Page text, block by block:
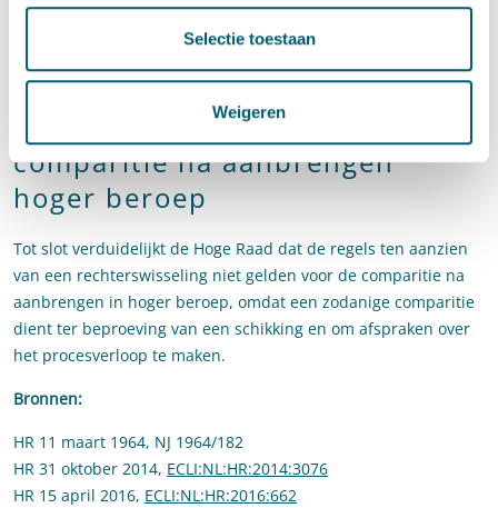
Selectie toestaan
Weigeren
beslist, vervalt ten aanzien van die geschilpunten de plicht tot
mededeling.
Niet van toepassing op
comparitie na aanbrengen
hoger beroep
Tot slot verduidelijkt de Hoge Raad dat de regels ten aanzien
van een rechterswisseling niet gelden voor de comparitie na
aanbrengen in hoger beroep, omdat een zodanige comparitie
dient ter beproeving van een schikking en om afspraken over
het procesverloop te maken.
Bronnen:
HR 11 maart 1964, NJ 1964/182
HR 31 oktober 2014, ECLI:NL:HR:2014:3076
HR 15 april 2016, ECLI:NL:HR:2016:662